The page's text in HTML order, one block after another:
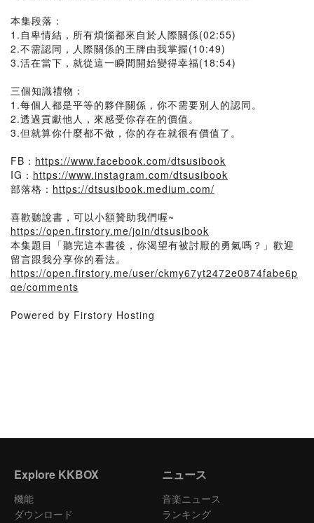
本集段落：
1.自卑情結，所有煩惱都來自於人際關係(02:55)
2.不需認同，人際關係的王牌由我掌握(10:49)
3.活在當下，就從這一瞬間開始變得幸福(18:54)
三個知識禮物：
1.每個人都是平等的夥伴關係，你不需要別人的認同。
2.透過貢獻他人，來感受你存在的價值。
3.但就算你什麼都不做，你的存在就很有價值了。
FB： https://www.facebook.com/dtsusibook
IG： https://www.instagram.com/dtsusibook
部落格： https://dtsusibook.medium.com/
喜歡聽說書，可以小額贊助我們喔~
https://open.firstory.me/join/dtsusibook
本集題目「聽完這本書後，你渴望有被討厭的勇氣嗎？」歡迎
留言跟我分享你的看法。
https://open.firstory.me/user/ckmy67yt2472e0874fabe6p
qe/comments
Powered by Firstory Hosting
Explore KKBOX
機能
ダウンロード
ニュース
音楽ニュース
ランキング